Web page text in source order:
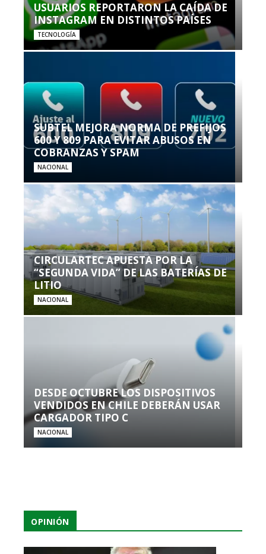
USUARIOS REPORTARON LA CAÍDA DE
INSTAGRAM EN DISTINTOS PAÍSES
TECNOLOGÍA
SUBTEL MEJORA NORMA DE PREFIJOS
600 Y 809 PARA EVITAR ABUSOS EN
COBRANZAS Y SPAM
NACIONAL
CIRCULARTEC APUESTA POR LA
“SEGUNDA VIDA” DE LAS BATERÍAS DE
LITIO
NACIONAL
DESDE OCTUBRE LOS DISPOSITIVOS
VENDIDOS EN CHILE DEBERÁN USAR
CARGADOR TIPO C
NACIONAL
OPINIÓN